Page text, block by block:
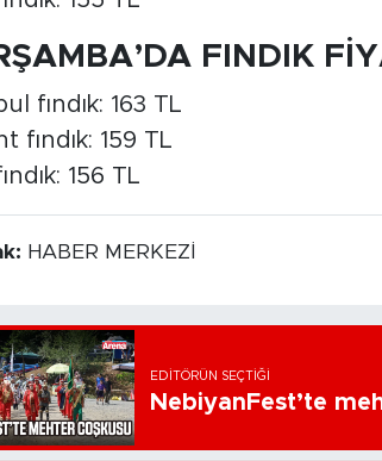
FINDIK
fındık: 163 TL
fındık: 159 TL
156 TL
HABER MERKEZİ
EDITÖRÜN SEÇTIĞI
NebiyanFest’te